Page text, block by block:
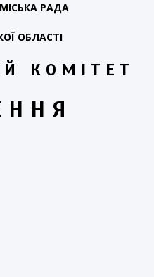
РАДА
ОБЛАСТІ
Й К О М І Т Е Т
Н Н Я
року №